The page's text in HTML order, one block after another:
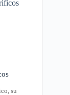
su